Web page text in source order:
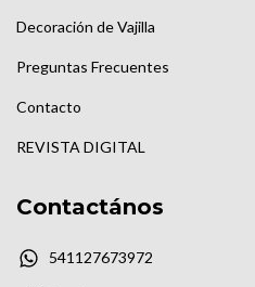
Decoración de Vajilla
Preguntas Frecuentes
Contacto
REVISTA DIGITAL
Contactános
541127673972